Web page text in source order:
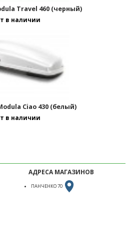
Travel 460 (черный)
в наличии
Ciao 430 (белый)
в наличии
АДРЕСА МАГАЗИНОВ
ПАНЧЕНКО 70